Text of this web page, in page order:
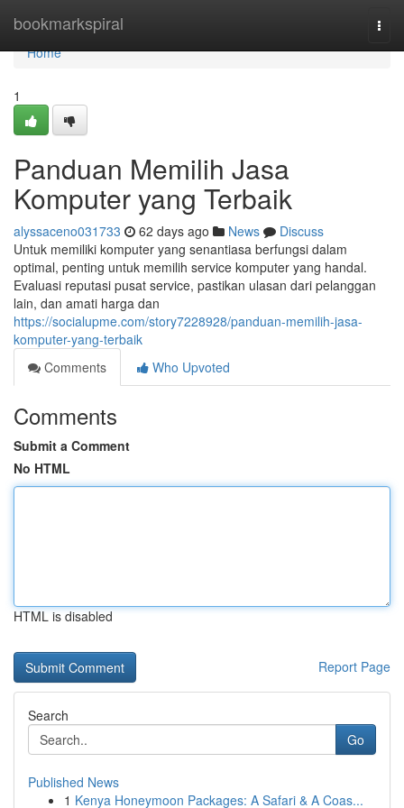
bookmarkspiral
Home
Home
1
Panduan Memilih Jasa
Komputer yang Terbaik
alyssaceno031733 62 days ago News
Discuss
Untuk memiliki komputer yang senantiasa berfungsi dalam
optimal, penting untuk memilih service komputer yang handal.
Evaluasi reputasi pusat service, pastikan ulasan dari pelanggan
lain, dan amati harga dan
https://socialupme.com/story7228928/panduan-memilih-jasa-
komputer-yang-terbaik
Comments
Who Upvoted
Comments
Submit a Comment
No HTML
HTML is disabled
Report Page
Search
Go
Published News
1 Kenya Honeymoon Packages: A Safari & A Coas...